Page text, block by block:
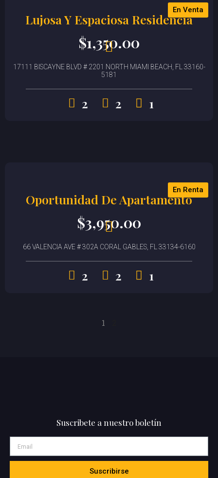
En Venta
Lujosa Y Espaciosa Residencia
$1,350.00
17111 BISCAYNE BLVD # 2201 NORTH MIAMI BEACH, FL 33160-
5181
2 2 1
En Renta
Oportunidad De Apartamento
$3,950.00
66 VALENCIA AVE # 302A CORAL GABLES, FL 33134-6160
2 2 1
1
Suscribete a nuestro boletín
Suscribirse